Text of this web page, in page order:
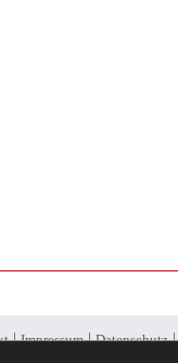
| Impressum | Datenschutz |